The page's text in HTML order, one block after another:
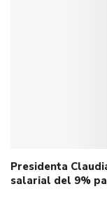
Presidenta
salarial del 9%